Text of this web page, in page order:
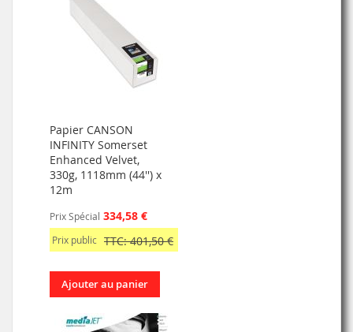
Papier CANSON
INFINITY Somerset
Enhanced Velvet,
330g, 1118mm (44'') x
12m
Prix Spécial 334,58 €
Prix public TTC: 401,50 €
Ajouter au panier